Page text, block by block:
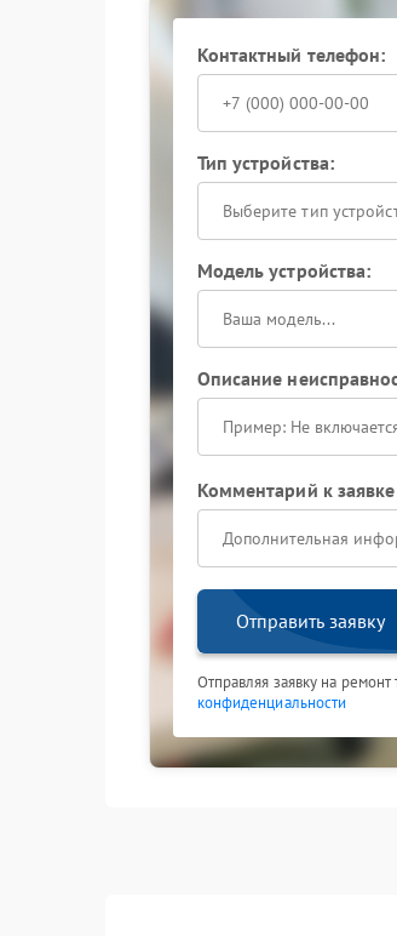
использованием
режимах.
Доверьте ремонт
Контактный телефон:
Тип устройства:
Выберите тип
Модель устройства:
Описание
Комментарий к
Отправить заявку
Отправляя заявку на
конфиденциальности